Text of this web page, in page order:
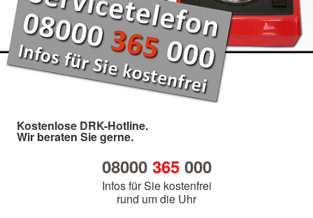
Kostenlose DRK-Hotline.
Wir beraten Sie gerne.
08000 365000
Infos für Sie kostenfrei
rund um die Uhr